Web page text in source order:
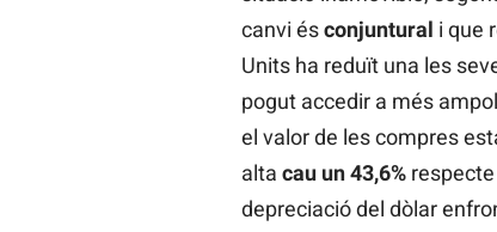
canvi ésconjuntural i que
Units ha reduït una les
pogut accedir a més
el valor de les compres
alta cau un 43,6%respecte
depreciació del dòlar